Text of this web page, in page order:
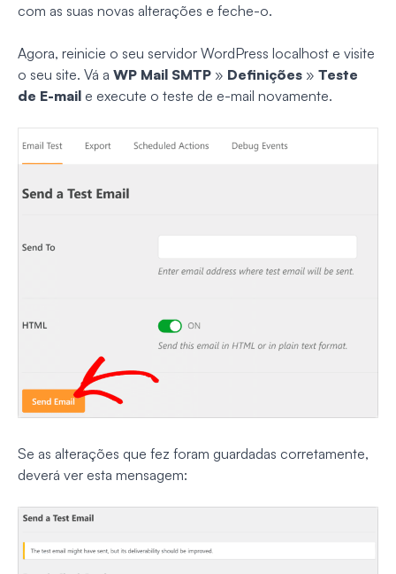
com as suas novas alterações e feche-o.
Agora, reinicie o seu servidor WordPress localhost e visite
o seu site. Vá a WP Mail SMTP » Definições » Teste
de E-mail e execute o teste de e-mail novamente.
Se as alterações que fez foram guardadas corretamente,
deverá ver esta mensagem: